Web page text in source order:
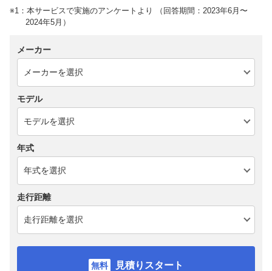
※1：本サービスで実施のアンケートより （回答期間：2023年6月〜
2024年5月）
メーカー
モデル
年式
走行距離
見積りスタート